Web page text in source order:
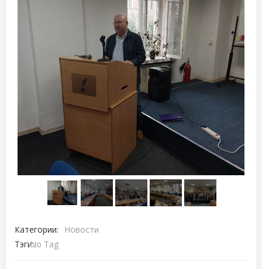
Категории:
Новости
Тэги:No Tag